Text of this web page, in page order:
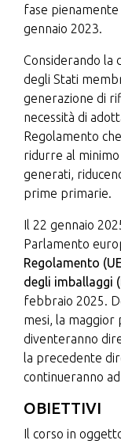
fase
gennaio 2023.
Considerando la
degli Stati
generazione di
necessità di
Regolamento
ridurre al
generati,
prime primarie.
Il 22 gennaio
Parlamento
Regolamento
degli imballaggi
febbraio 2025.
mesi, la maggior
diventeranno
la precedente
continueranno
OBIETTIVI
Il corso in